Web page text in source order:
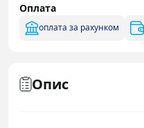
Оплата
оплата за рахунком
Опис